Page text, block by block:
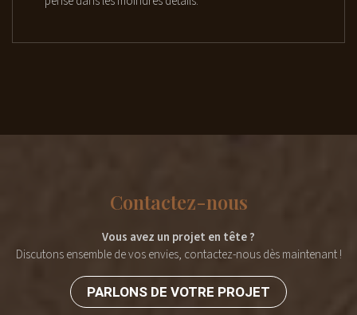
Contactez-nous
Vous avez un projet en tête ?
Discutons ensemble de vos envies, contactez-nous dès maintenant !
PARLONS DE VOTRE PROJET